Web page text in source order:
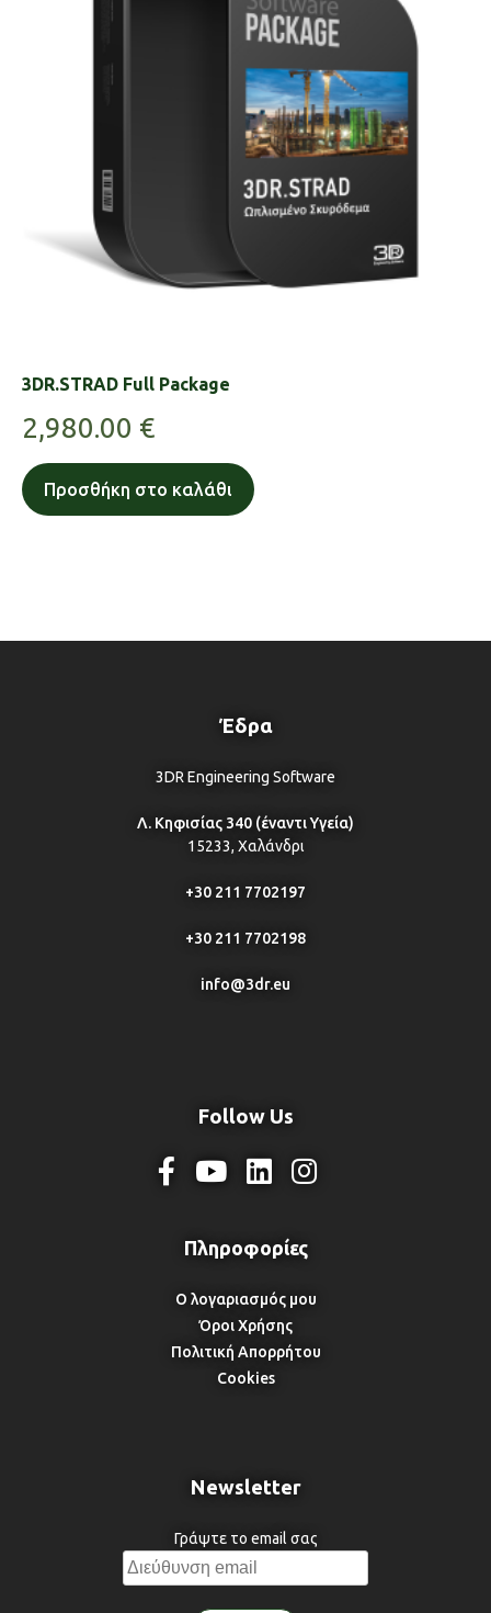
3DR.STRAD Full Package
2,980.00 €
Προσθήκη στο καλάθι
Έδρα
3DR Engineering Software
Λ. Κηφισίας 340 (έναντι Υγεία)
15233, Χαλάνδρι
+30 211 7702197
+30 211 7702198
info@3dr.eu
Follow Us
Ο λογαριασμός μου
Όροι Χρήσης
Πολιτική Απορρήτου
Cookies
Newsletter
Γράψτε το email σας